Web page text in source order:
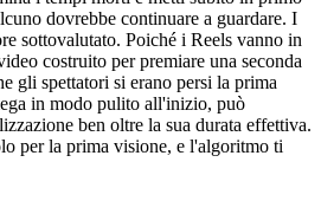
dovrebbe continuare a guardare. I
sottovalutato. Poiché i Reels vanno in
costruito per premiare una seconda
gli spettatori si erano persi la prima
in modo pulito all'inizio, può
ben oltre la sua durata effettiva.
per la prima visione, e l'algoritmo ti